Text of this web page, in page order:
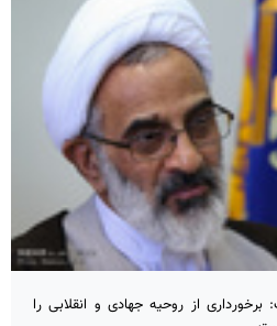
از روحیه جهادی و انقلابی را